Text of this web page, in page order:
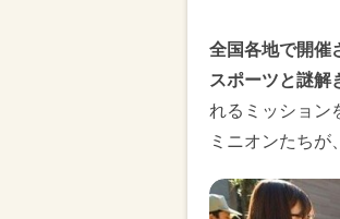
全国各地で開催
スポーツと謎解
れるミッション
ミニオンたちが